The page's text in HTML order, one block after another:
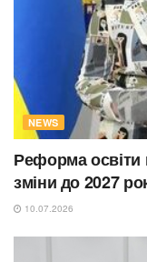
NEWS
Реформа освіти
зміни до 2027
10.07.2026